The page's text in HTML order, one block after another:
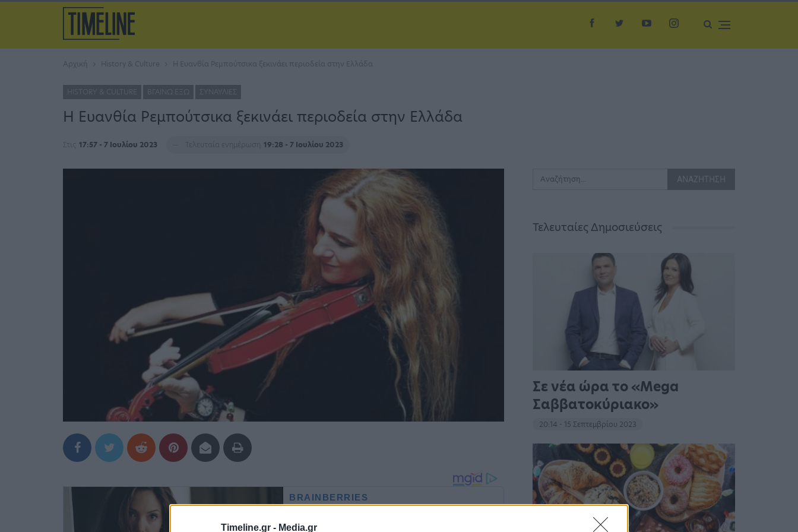
Timeline.gr - Media.gr
Αρχική History & Culture Η Ευανθία Ρεμπούτσικα ξεκινάει περιοδεία στην Ελλάδα
HISTORY & CULTURE ΒΓΑΊΝΩ ΈΞΩ ΣΥΝΑΥΛΊΕΣ
Η Ευανθία Ρεμπούτσικα ξεκινάει περιοδεία στην Ελλάδα
Στις 17:57 - 7 Ιουλίου 2023 Τελευταία ενημέρωση 19:28 - 7 Ιουλίου 2023
Τελευταίες Δημοσιεύσεις
Σε νέα ώρα το «Mega
Σαββατοκύριακο»
20:14 - 15 Σεπτεμβρίου 2023